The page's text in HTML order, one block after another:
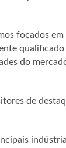
focados
qualificado
do
de